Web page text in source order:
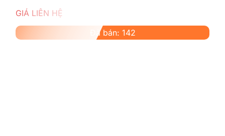
GIÁ LIÊN HỆ
Đã bán: 142